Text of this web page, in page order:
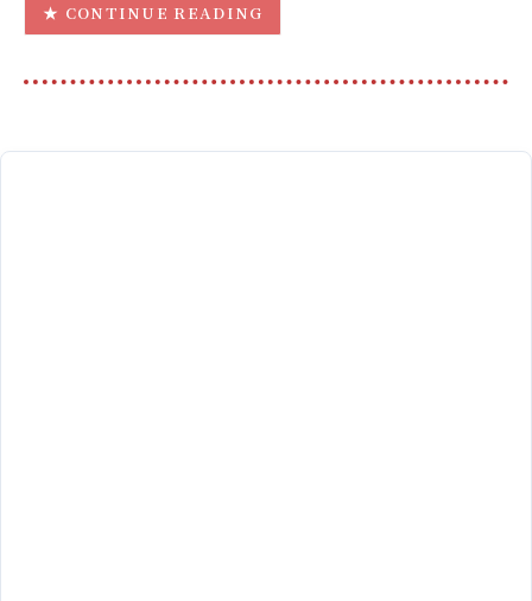
CONTINUE READING